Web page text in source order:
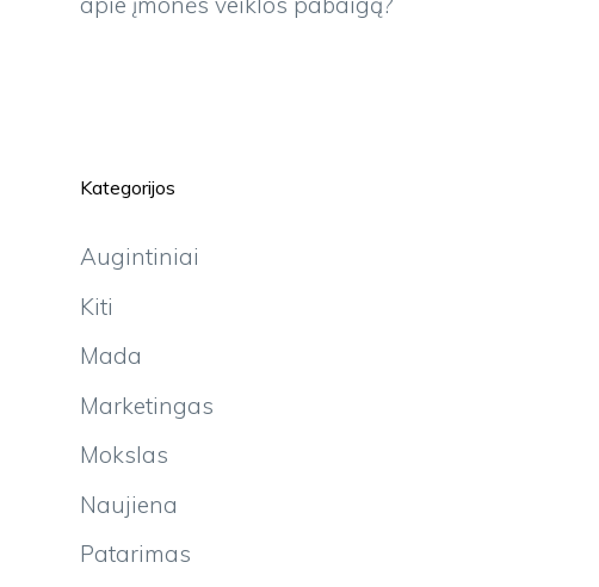
Kategorijos
Augintiniai
Kiti
Mada
Marketingas
Mokslas
Naujiena
Patarimas